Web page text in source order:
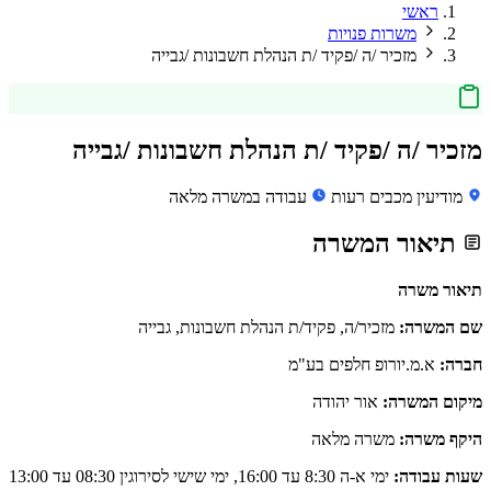
ראשי
משרות פנויות
מזכיר /ה /פקיד /ת הנהלת חשבונות /גבייה
מזכיר /ה /פקיד /ת הנהלת חשבונות /גבייה
מודיעין מכבים רעות עבודה במשרה מלאה
תיאור המשרה
תיאור משרה
שם המשרה: מזכיר/ה, פקיד/ת הנהלת חשבונות, גבייה
חברה: א.מ.יורופ חלפים בע"מ
מיקום המשרה: אור יהודה
היקף משרה: משרה מלאה
שעות עבודה: ימי א-ה 8:30 עד 16:00, ימי שישי לסירוגין 08:30 עד 13:00